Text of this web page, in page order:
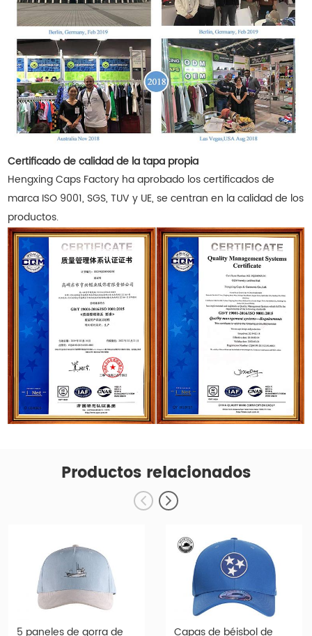
Certificado de calidad de la tapa propia
Hengxing Caps Factory ha aprobado los certificados de
marca ISO 9001, SGS, TUV y UE, se centran en la calidad de los
productos.
Productos relacionados
5 paneles de gorra de Capas de béisbol de